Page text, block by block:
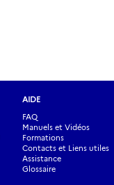
AIDE
FAQ
Manuels et Vidéos
Formations
Contacts et Liens utiles
Assistance
Glossaire